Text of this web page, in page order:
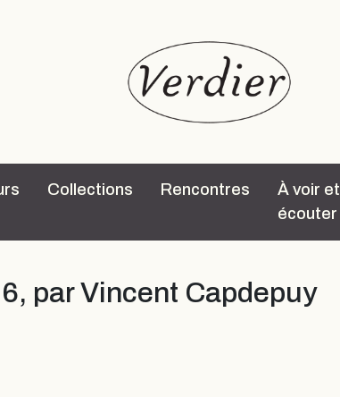
Collections Rencontres
À voir et
écouter
par Vincent Capdepuy